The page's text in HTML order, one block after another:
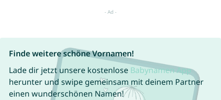
Finde weitere schöne Vornamen!
Lade dir jetzt unsere kostenlose Babynamen App
herunter und swipe gemeinsam mit deinem Partner
einen wunderschönen Namen!